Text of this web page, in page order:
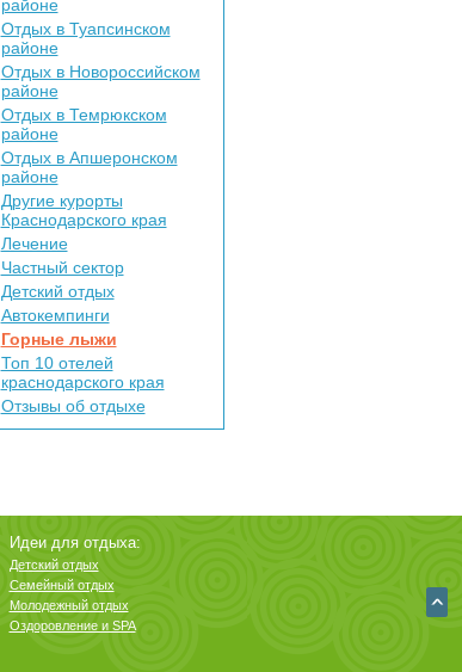
районе
Отдых в Туапсинском
районе
Отдых в Новороссийском
районе
Отдых в Темрюкском
районе
Отдых в Апшеронском
районе
Другие курорты
Краснодарского края
Лечение
Частный сектор
Детский отдых
Автокемпинги
Горные лыжи
Топ 10 отелей
краснодарского края
Отзывы об отдыхе
Идеи для отдыха:
Детский отдых
Семейный отдых
Молодежный отдых
Оздоровление и SPA